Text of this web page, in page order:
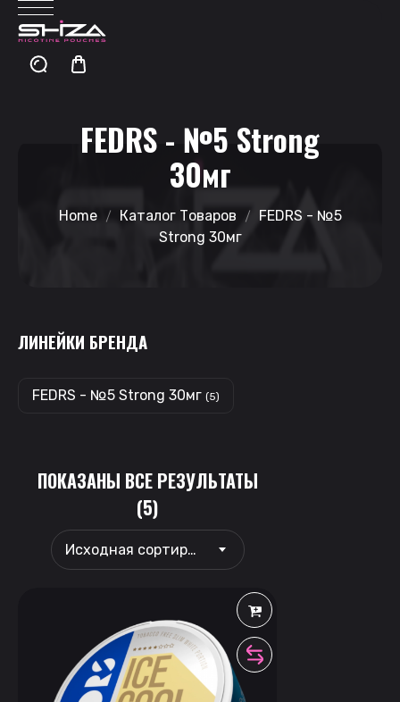
FEDRS - №5 Strong
30мг
Home Каталог Товаров
FEDRS - №5
Strong 30мг
ЛИНЕЙКИ БРЕНДА
FEDRS - №5 Strong 30мг (5)
ПОКАЗАНЫ ВСЕ РЕЗУЛЬТАТЫ
(5)
Исходная сортировка